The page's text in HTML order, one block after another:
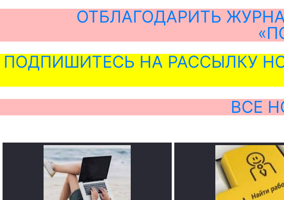
ОТБЛАГОДАРИТЬ
ПОДПИШИТЕСЬ НА РАССЫЛКУ
ВСЕ